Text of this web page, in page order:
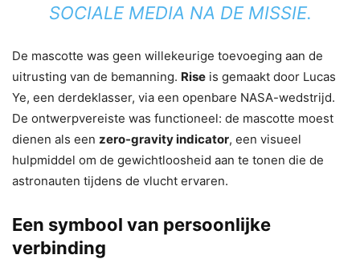
SOCIALE MEDIA NA DE MISSIE.
De mascotte was geen willekeurige toevoeging aan de
uitrusting van de bemanning. Rise is gemaakt door Lucas
Ye, een derdeklasser, via een openbare NASA-wedstrijd.
De ontwerpvereiste was functioneel: de mascotte moest
dienen als een zero-gravity indicator, een visueel
hulpmiddel om de gewichtloosheid aan te tonen die de
astronauten tijdens de vlucht ervaren.
Een symbool van persoonlijke
verbinding